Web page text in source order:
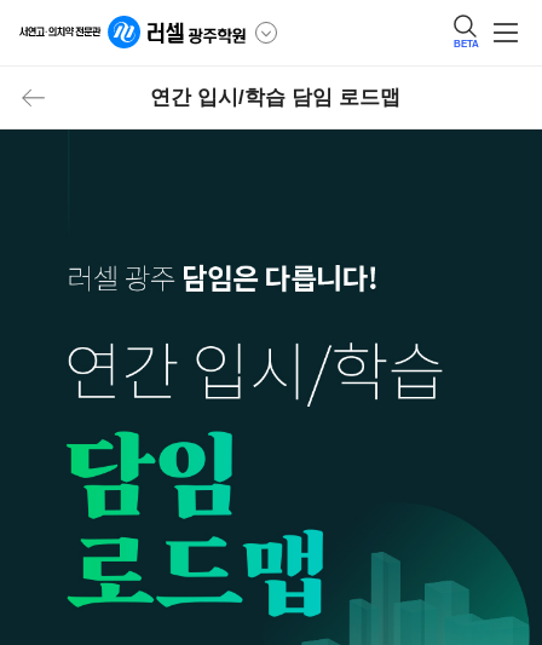
BETA
연간 입시/학습 담임 로드맵